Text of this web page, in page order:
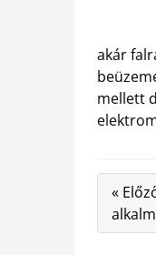
akár
mellett
«